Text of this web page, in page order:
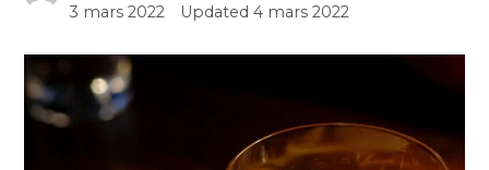
3 mars 2022
Updated4 mars 2022